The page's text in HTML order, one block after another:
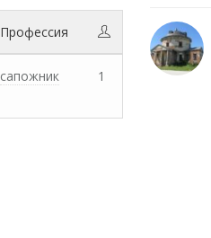
Профессия
сапожник 1